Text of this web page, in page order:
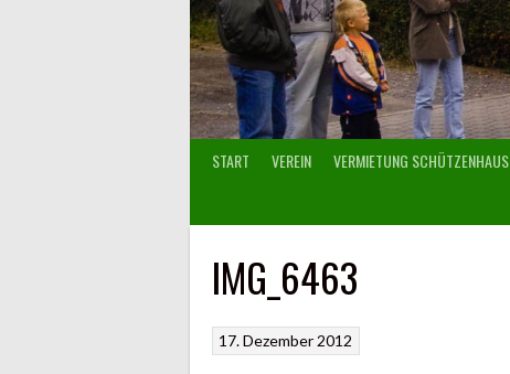
START VEREIN VERMIETUNG SCHÜTZENHAUS
IMG_6463
17. Dezember 2012